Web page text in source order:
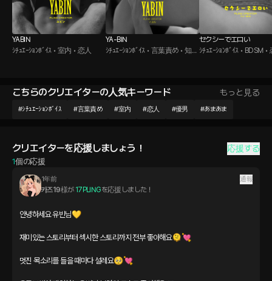
YABIN
ｼﾁｭｴｰｼｮﾝﾎﾞｲｽ • 室内 • 恋人
YA-BIN
ｼﾁｭｴｰｼｮﾝﾎﾞｲｽ • 言葉責め • 知的
セクシーでエロい
ｼﾁｭｴｰｼｮﾝﾎﾞｲｽ • BDSM •
こちらのクリエイターの人気キーワード もっと見る
#ｼﾁｭｴｰｼｮﾝﾎﾞｲｽ #言葉責め #室内 #恋人 #優男 #あまあま
クリエイターを応援しましょう！ 応援する
1個の応援
1年前 通報
카즈19様が 17PLINGを応援しました！
안녕하세요 유빈님💛
재미있는 스토리부터 섹시한 스토리까지 전부 좋아해요🫠💘
멋진 목소리를 들을 때마다 설레요🥺💘